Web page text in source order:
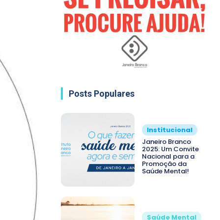
Posts Populares
Institucional
Janeiro Branco
2025: Um Convite
Nacional para a
Promoção da
Saúde Mental!
Saúde Mental